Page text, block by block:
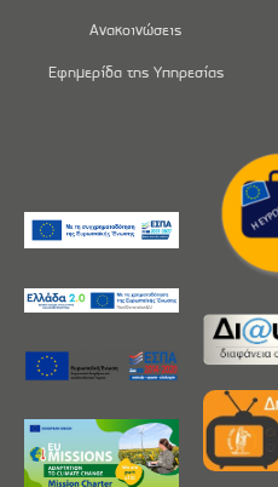
Ανακοινώσεις
Εφημερίδα της Υπηρεσίας